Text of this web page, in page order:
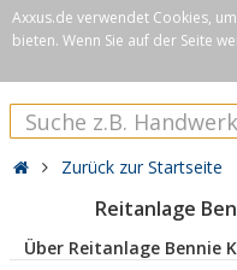
Axxus.de verwendet Cookies,
bieten. Wenn Sie auf der Seite
Zurück zur Startseite
Reitanlage
Über Reitanlage Bennie